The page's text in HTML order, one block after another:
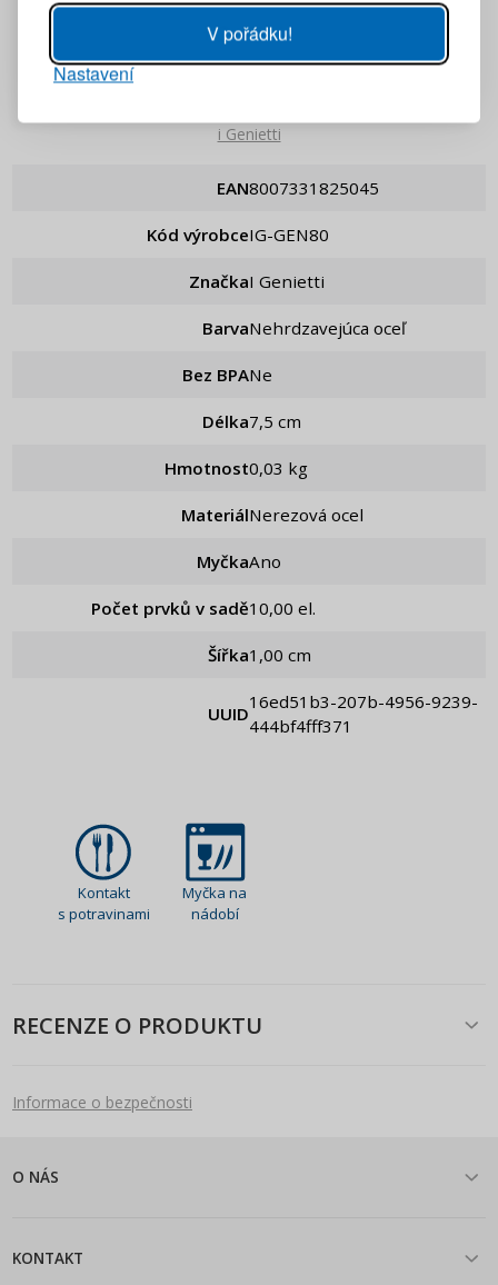
V pořádku!
Nastavení
i Genietti
EAN 8007331825045
Kód výrobce IG-GEN80
Značka i Genietti
Barva Nehrdzavejúca oceľ
Bez BPA Ne
Délka 7,5 cm
Hmotnost 0,03 kg
Materiál Nerezová ocel
Myčka Ano
Počet prvků v sadě 10,00 el.
Šířka 1,00 cm
UUID
16ed51b3-207b-4956-9239-
444bf4fff371
Kontakt
s potravinami
Myčka na
nádobí
RECENZE O PRODUKTU
Informace o bezpečnosti
O NÁS
KONTAKT
PŘIHLÁSIT SE
Připomenutí hesla